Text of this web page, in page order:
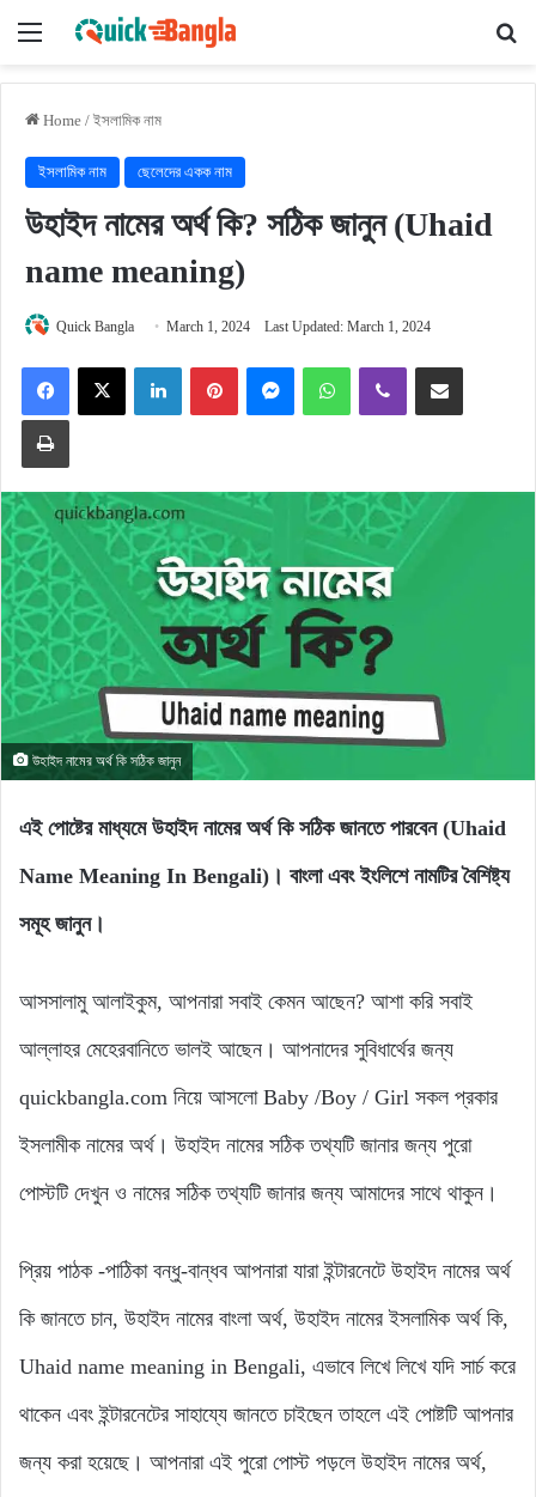
Menu
Home / ইসলামিক নাম
ইসলামিক নাম ছেলেদের একক নাম
উহাইদ নামের অর্থ কি? সঠিক জানুন (Uhaid
name meaning)
Quick Bangla March 1, 2024 Last Updated: March 1, 2024
FacebookX LinkedInPinterestMessengerWhatsAppViber Share via Email
Print
উহাইদ নামের অর্থ কি সঠিক জানুন
এই পোষ্টের মাধ্যমে উহাইদ নামের অর্থ কি সঠিক জানতে পারবেন (Uhaid
Name Meaning In Bengali)। বাংলা এবং ইংলিশে নামটির বৈশিষ্ট্য
সমূহ জানুন।
আসসালামু আলাইকুম, আপনারা সবাই কেমন আছেন? আশা করি সবাই
আল্লাহর মেহেরবানিতে ভালই আছেন। আপনাদের সুবিধার্থের জন্য
quickbangla.com নিয়ে আসলো Baby /Boy / Girl সকল প্রকার
ইসলামীক নামের অর্থ। উহাইদ নামের সঠিক তথ্যটি জানার জন্য পুরো
পোস্টটি দেখুন ও নামের সঠিক তথ্যটি জানার জন্য আমাদের সাথে থাকুন।
প্রিয় পাঠক -পাঠিকা বন্ধু-বান্ধব আপনারা যারা ইন্টারনেটে উহাইদ নামের অর্থ
কি জানতে চান, উহাইদ নামের বাংলা অর্থ, উহাইদ নামের ইসলামিক অর্থ কি,
Uhaid name meaning in Bengali, এভাবে লিখে লিখে যদি সার্চ করে
থাকেন এবং ইন্টারনেটের সাহায্যে জানতে চাইছেন তাহলে এই পোষ্টটি আপনার
জন্য করা হয়েছে। আপনারা এই পুরো পোস্ট পড়লে উহাইদ নামের অর্থ,